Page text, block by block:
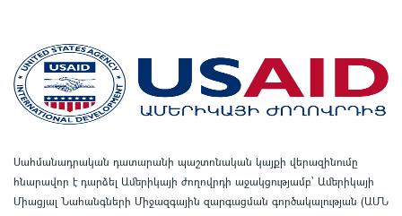
Սահմանադրական դատարանի պաշտոնական կայքի վերազինումը
հնարավոր է դարձել Ամերիկայի ժողովրդի աջակցությամբ՝ Ամերիկայի
Միացյալ Նահանգների Միջազգային զարգացման գործակալության (ԱՄՆ